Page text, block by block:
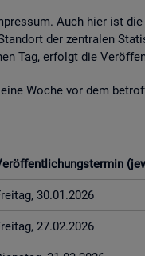
Auch hier ist
der zen­tra­len
Tag, er­folgt die
Woche vor dem
30.01.2026
27.02.2026